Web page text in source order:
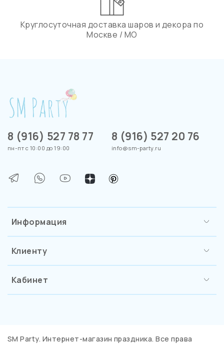
Круглосуточная доставка шаров и декора по
Москве / МО
Информация
Клиенту
Кабинет
8 (916) 527 78 77
пн-пт с 10:00 до 19:00
8 (916) 527 20 76
info@sm-party.ru
SM Party. Интернет-магазин праздника. Все права